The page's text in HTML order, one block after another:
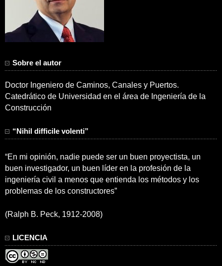
Sobre el autor
Doctor Ingeniero de Caminos, Canales y Puertos.
Catedrático de Universidad en el área de Ingeniería de la
Construcción
“Nihil difficile volenti”
“En mi opinión, nadie puede ser un buen proyectista, un
buen investigador, un buen líder en la profesión de la
ingeniería civil a menos que entienda los métodos y los
problemas de los constructores”
(Ralph B. Peck, 1912-2008)
LICENCIA